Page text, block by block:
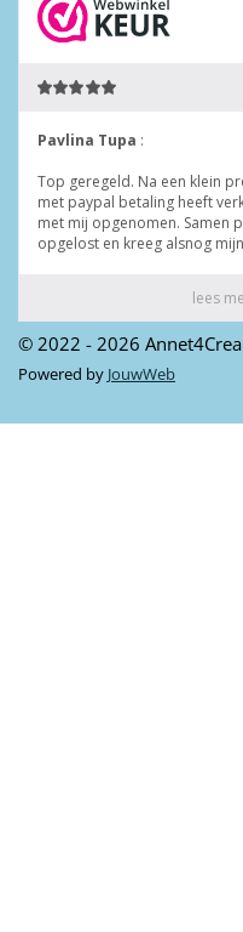
© 2022 - 2026 Annet4Crea
Powered by JouwWeb